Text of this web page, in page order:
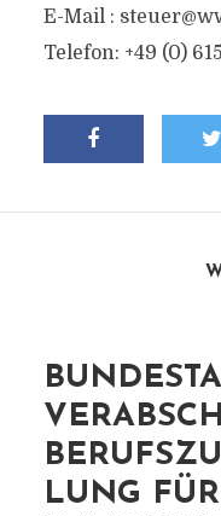
E-Mail :
Telefon: +49 (0)
LUNG FÜR